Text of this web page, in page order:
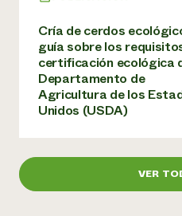
Centro de intercambio
Internship Hub
Buscar prácticas
Contratar a un becario
comunidad.
DONAR AHORA
Cría de cerdos
guía sobre los
certificación ecológica
Departamento de
Agricultura de los
Unidos (USDA)
VER